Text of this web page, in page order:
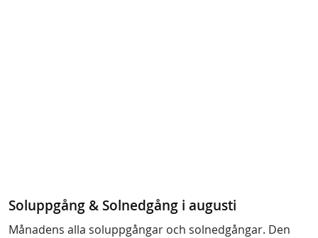
Soluppgång & Solnedgång i augusti
Månadens alla soluppgångar och solnedgångar. Den